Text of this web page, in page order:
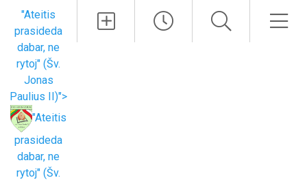
"Ateitis
prasideda
dabar, ne
rytoj" (Šv.
Jonas
Paulius II)">
"Ateitis
prasideda
dabar, ne
rytoj" (Šv.